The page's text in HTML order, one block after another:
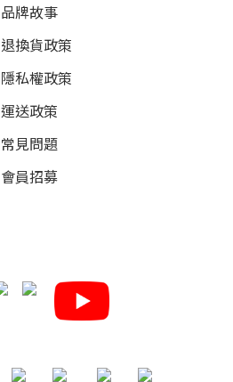
品牌故事
退換貨政策
隱私權政策
運送政策
常見問題
會員招募